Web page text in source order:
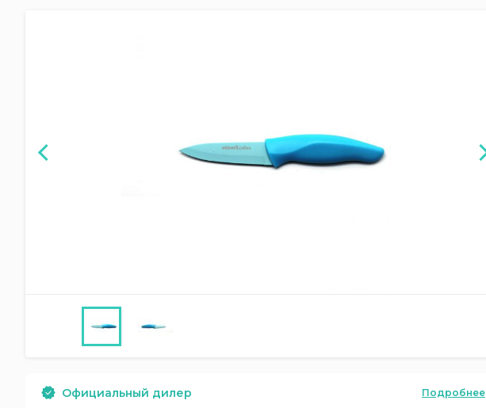
Официальный дилер Подробнее